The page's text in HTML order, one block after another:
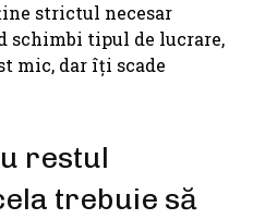
strictul necesar
schimbi tipul de lucrare,
mic, dar îți scade
restul
trebuie să